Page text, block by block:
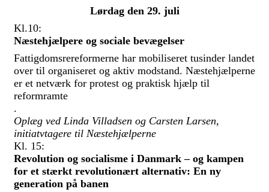
Lørdag den 29. juli
Kl.10:
Næstehjælpere og sociale bevægelser
Fattigdomsrereformerne har mobiliseret tusinder landet
over til organiseret og aktiv modstand. Næstehjælperne
er et netværk for protest og praktisk hjælp til
reformramte
.
Oplæg ved Linda Villadsen og Carsten Larsen,
initiatvtagere til Næstehjælperne
Kl. 15:
Revolution og socialisme i Danmark – og kampen
for et stærkt revolutionært alternativ: En ny
generation på banen